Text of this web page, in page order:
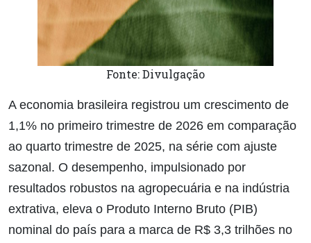
Fonte: Divulgação
A economia brasileira registrou um crescimento de
1,1% no primeiro trimestre de 2026 em comparação
ao quarto trimestre de 2025, na série com ajuste
sazonal. O desempenho, impulsionado por
resultados robustos na agropecuária e na indústria
extrativa, eleva o Produto Interno Bruto (PIB)
nominal do país para a marca de R$ 3,3 trilhões no